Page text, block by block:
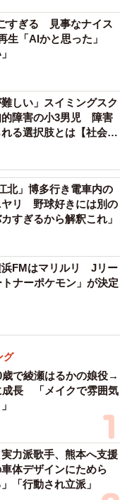
。自分もその1人です
ムリーの小田選手の
ます（20代女性）
2/3
ッサンの丑～」
る応援歌。「来い来
ンドが一つになる。
や～】
すぎる 見事なナイス
生「AIかと思った」
しい」スイミングスク
的障害の小3男児 障害
る選択肢とは【社会福
北」博多行き電車内の
ヤリ 野球好きには別の
すぎるから解釈これ」
浜FMはマリルリ Jリー
ナーポケモン」が決定
グ
歳で綾瀬はるかの娘役→
成長 「メイクで雰囲気
実力派歌手、熊本へ支援
体デザインにためら
「行動され立派」